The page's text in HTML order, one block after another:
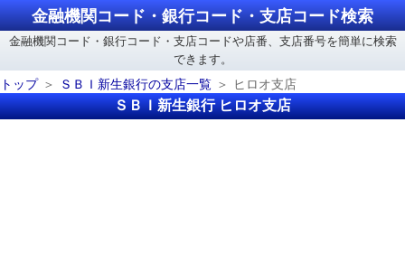
金融機関コード・銀行コード・支店コード検索
金融機関コード・銀行コード・支店コードや店番、支店番号を簡単に検索
できます。
トップ
ＳＢＩ新生銀行の支店一覧 ヒロオ支店
ＳＢＩ新生銀行 ヒロオ支店